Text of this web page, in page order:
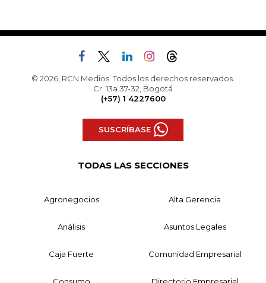
© 2026, RCN Medios. Todos los derechos reservados.
Cr. 13a 37-32, Bogotá
(+57) 1 4227600
SUSCRÍBASE
TODAS LAS SECCIONES
Agronegocios Alta Gerencia
Análisis Asuntos Legales
Caja Fuerte Comunidad Empresarial
Consumo Directorio Empresarial